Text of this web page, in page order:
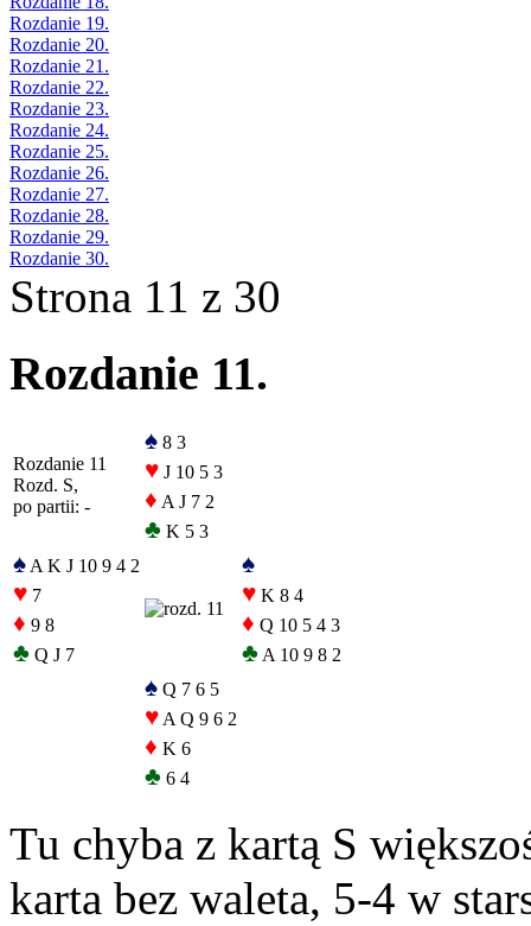
Rozdanie 19.
Rozdanie 20.
Rozdanie 21.
Rozdanie 22.
Rozdanie 23.
Rozdanie 24.
Rozdanie 25.
Rozdanie 26.
Rozdanie 27.
Rozdanie 28.
Rozdanie 29.
Rozdanie 30.
Strona 11 z 30
Rozdanie 11.
Rozdanie 11
Rozd. S,
po partii: -
♠ 8 3
♥ J 10 5 3
♦ A J 7 2
♣ K 5 3
♠ A K J 10 9 4 2
♥ 7
♦ 9 8
♣ Q J 7
♠
♥ K 8 4
♦ Q 10 5 4 3
♣ A 10 9 8 2
♠ Q 7 6 5
♥ A Q 9 6 2
♦ K 6
♣ 6 4
Tu chyba z kartą S
karta bez waleta, 5-4 w